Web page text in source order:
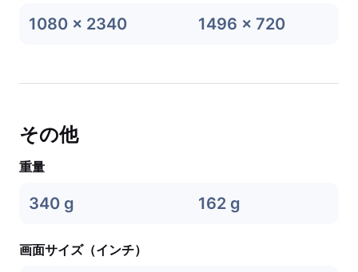
1080 x 2340 1496 x 720
その他
重量
340 g 162 g
画面サイズ（インチ）